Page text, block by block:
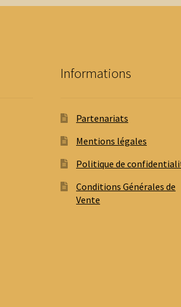
choisies
Informations
Partenariats
Mentions légales
Politique de
Conditions Générales de
Vente